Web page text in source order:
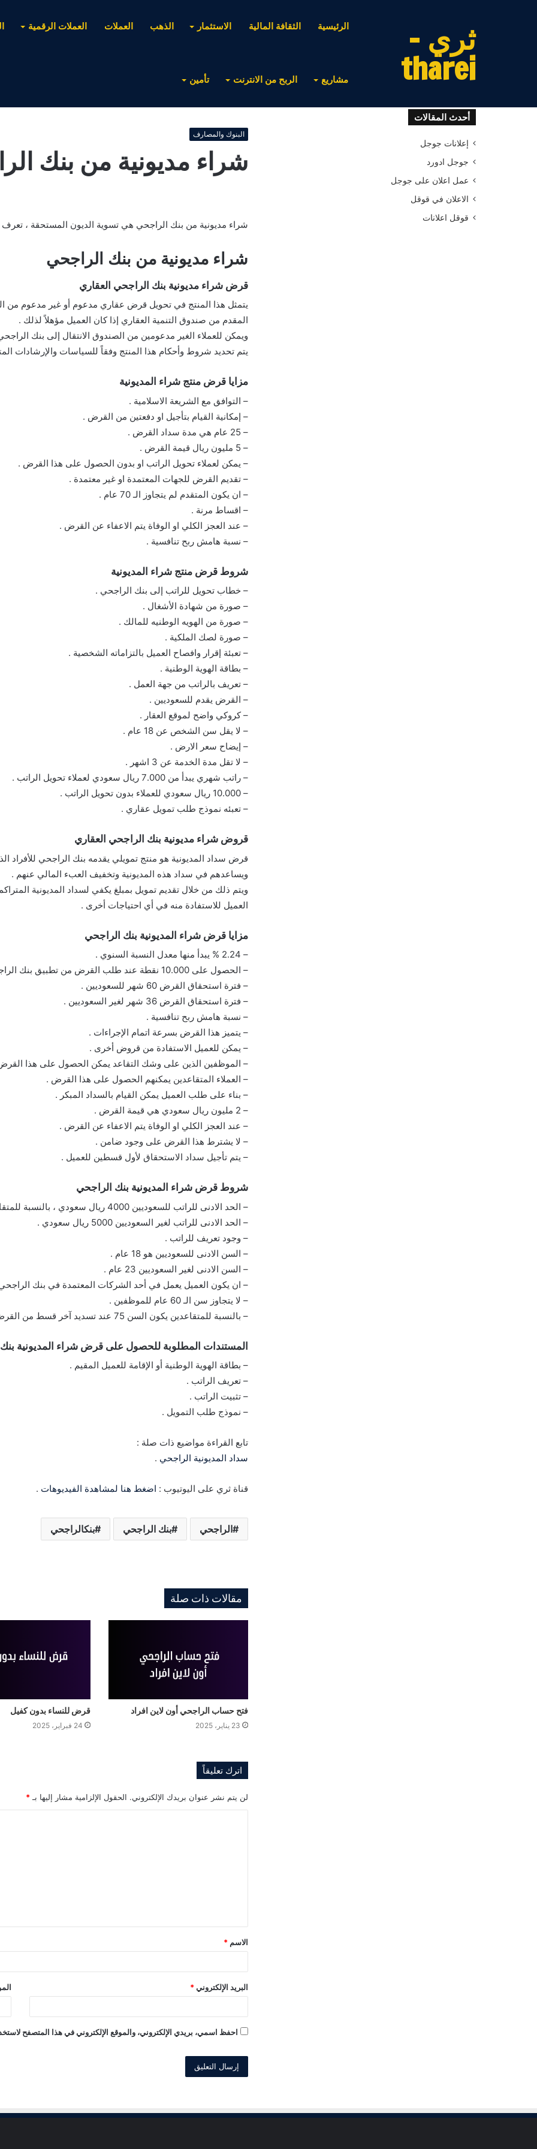
ثري -
tharei
الرئيسية الثقافة المالية الاستثمار الذهب العملات العملات الرقمية
مشاريع الربح من الانترنت تأمين
البنوك والمصارف
شراء مديونية من بنك
شراء مديونية من بنك الراجحي هي تسوية الديون المستحقة ،
شراء مديونية من بنك الراجحي
قرض شراء مديونية بنك الراجحي العقاري
يتمثل هذا المنتج في تحويل قرض عقاري مدعوم أو غير مدعوم من
المقدم من صندوق التنمية العقاري إذا كان العميل مؤهلاً لذلك .
ويمكن للعملاء الغير مدعومين من الصندوق الانتقال إلى بنك
يتم تحديد شروط وأحكام هذا المنتج وفقاً للسياسات والإرشادات
مزايا قرض منتج شراء المديونية
– التوافق مع الشريعة الاسلامية .
– إمكانية القيام بتأجيل او دفعتين من القرض .
– 25 عام هي مدة سداد القرض .
– 5 مليون ريال قيمة القرض .
– يمكن لعملاء تحويل الراتب او بدون الحصول على هذا القرض .
– تقديم القرض للجهات المعتمدة او غير معتمدة .
– ان يكون المتقدم لم يتجاوز الـ 70 عام .
– اقساط مرنة .
– عند العجز الكلي او الوفاة يتم الاعفاء عن القرض .
– نسبة هامش ربح تنافسية .
شروط قرض منتج شراء المديونية
– خطاب تحويل للراتب إلى بنك الراجحي .
– صورة من شهادة الأشغال .
– صورة من الهويه الوطنيه للمالك .
– صورة لصك الملكية .
– تعبئة إقرار وافصاح العميل بالتزاماته الشخصية .
– بطاقة الهوية الوطنية .
– تعريف بالراتب من جهة العمل .
– القرض يقدم للسعوديين .
– كروكي واضح لموقع العقار .
– لا يقل سن الشخص عن 18 عام .
– إيضاح سعر الارض .
– لا تقل مدة الخدمة عن 3 اشهر .
– راتب شهري يبدأ من 7.000 ريال سعودي لعملاء تحويل الراتب .
– 10.000 ريال سعودي للعملاء بدون تحويل الراتب .
– تعبئه نموذج طلب تمويل عقاري .
قروض شراء مديونية بنك الراجحي العقاري
قرض سداد المديونية هو منتج تمويلي يقدمه بنك الراجحي
ويساعدهم في سداد هذه المديونية وتخفيف العبء المالي عنهم .
ويتم ذلك من خلال تقديم تمويل بمبلغ يكفي لسداد المديونية
العميل للاستفادة منه في أي احتياجات أخرى .
مزايا قرض شراء المديونية بنك الراجحي
– 2.24 % يبدأ منها معدل النسبة السنوي .
– الحصول على 10.000 نقطة عند طلب القرض من تطبيق بنك الراجحي .
– فترة استحقاق القرض 60 شهر للسعوديين .
– فترة استحقاق القرض 36 شهر لغير السعوديين .
– نسبة هامش ربح تنافسية .
– يتميز هذا القرض بسرعة اتمام الإجراءات .
– يمكن للعميل الاستفادة من قروض أخرى .
– الموظفين الذين على وشك التقاعد يمكن الحصول على هذا
– العملاء المتقاعدين يمكنهم الحصول على هذا القرض .
– بناء على طلب العميل يمكن القيام بالسداد المبكر .
– 2 مليون ريال سعودي هي قيمة القرض .
– عند العجز الكلي او الوفاة يتم الاعفاء عن القرض .
– لا يشترط هذا القرض على وجود ضامن .
– يتم تأجيل سداد الاستحقاق لأول قسطين للعميل .
شروط قرض شراء المديونية بنك الراجحي
– الحد الادنى للراتب للسعوديين 4000 ريال سعودي ، بالنسبة للمتقاعدين هو 1900 ريال سعودي .
– الحد الادنى للراتب لغير السعوديين 5000 ريال سعودي .
– وجود تعريف للراتب .
– السن الادنى للسعوديين هو 18 عام .
– السن الادنى لغير السعوديين 23 عام .
– ان يكون العميل يعمل في أحد الشركات المعتمدة في بنك
– لا يتجاوز سن الـ 60 عام للموظفين .
– بالنسبة للمتقاعدين يكون السن 75 عند تسديد آخر قسط من القرض .
المستندات المطلوبة للحصول على قرض شراء المديونية
– بطاقة الهوية الوطنية أو الإقامة للعميل المقيم .
– تعريف الراتب .
– تثبيت الراتب .
– نموذج طلب التمويل .
تابع القراءة مواضيع ذات صلة :
سداد المديونية الراجحي .
قناة ثري على اليوتيوب : اضغط هنا لمشاهدة الفيديوهات .
الراجحي بنك الراجحي بنكالراجحي
مقالات ذات صلة
فتح حساب الراجحي أون لاين افراد
23 يناير، 2025
قرض للنساء بدون كفيل
24 فبراير، 2025
اترك تعليقاً
لن يتم نشر عنوان بريدك الإلكتروني. الحقول الإلزامية مشار إليها بـ *
ق
*
الاسم *
البريد الإلكتروني *
احفظ اسمي، بريدي الإلكتروني، والموقع الإلكتروني في هذا المتصفح
أحدث المقالات
إعلانات جوجل
جوجل ادورد
عمل اعلان على جوجل
الاعلان في قوقل
قوقل اعلانات